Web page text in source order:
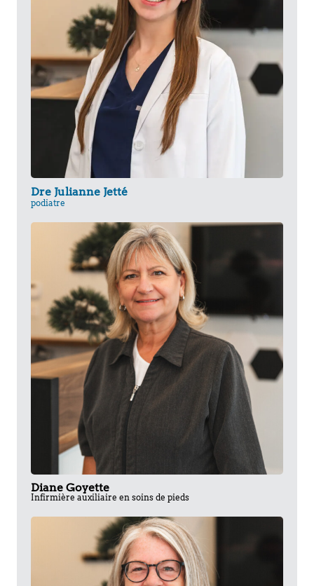
Dre Julianne Jetté
podiatre
Diane Goyette
Infirmière auxiliaire en soins de pieds